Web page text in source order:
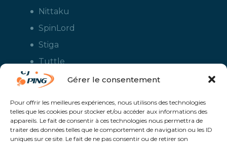
Gérer le consentement
Pour offrir les meilleures expériences, nous utilisons des technologies
telles que les cookies pour stocker et/ou accéder aux informations des
appareils. Le fait de consentir à ces technologies nous permettra de
traiter des données telles que le comportement de navigation ou les ID
uniques sur ce site. Le fait de ne pas consentir ou de retirer son
Nittaku
SpinLord
Stiga
Tuttle
Xiom